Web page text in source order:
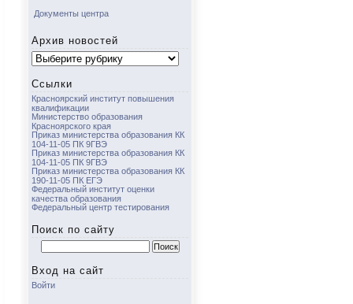
Документы центра
Архив новостей
Архив
новостей
Ссылки
Красноярский институт повышения
квалификации
Министерство образования
Красноярского края
Приказ министерства образования КК
104-11-05 ПК 9ГВЭ
Приказ министерства образования КК
104-11-05 ПК 9ГВЭ
Приказ министерства образования КК
190-11-05 ПК ЕГЭ
Федеральный институт оценки
качества образования
Федеральный центр тестирования
Поиск по сайту
Найти:
Вход на сайт
Войти